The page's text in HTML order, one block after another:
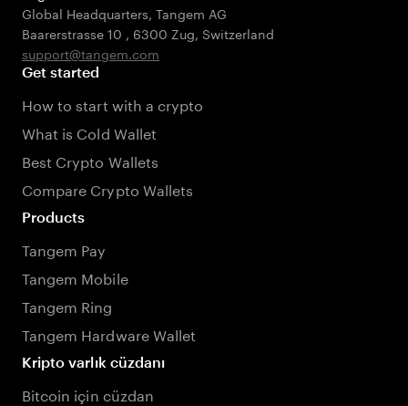
Global Headquarters, Tangem AG
Baarerstrasse 10 , 6300 Zug, Switzerland
support@tangem.com
Get started
How to start with a crypto
What is Cold Wallet
Best Crypto Wallets
Compare Crypto Wallets
Products
Tangem Pay
Tangem Mobile
Tangem Ring
Tangem Hardware Wallet
Kripto varlık cüzdanı
Bitcoin için cüzdan